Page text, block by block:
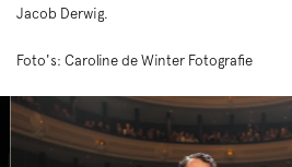
Jacob Derwig.
Foto's: Caroline de Winter Fotografie
Overslaan